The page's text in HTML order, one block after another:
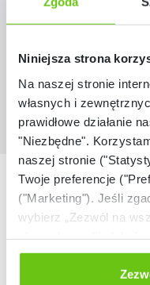
Niniejsza strona
Na naszej stronie
własnych i
prawidłowe działanie
"Niezbędne".
naszej stronie
Twoje preferencje
("Marketing"). Jeśli
wybierz „Zezwól na
Odmów zgody
użyjemy tylko plików
Nasze marki